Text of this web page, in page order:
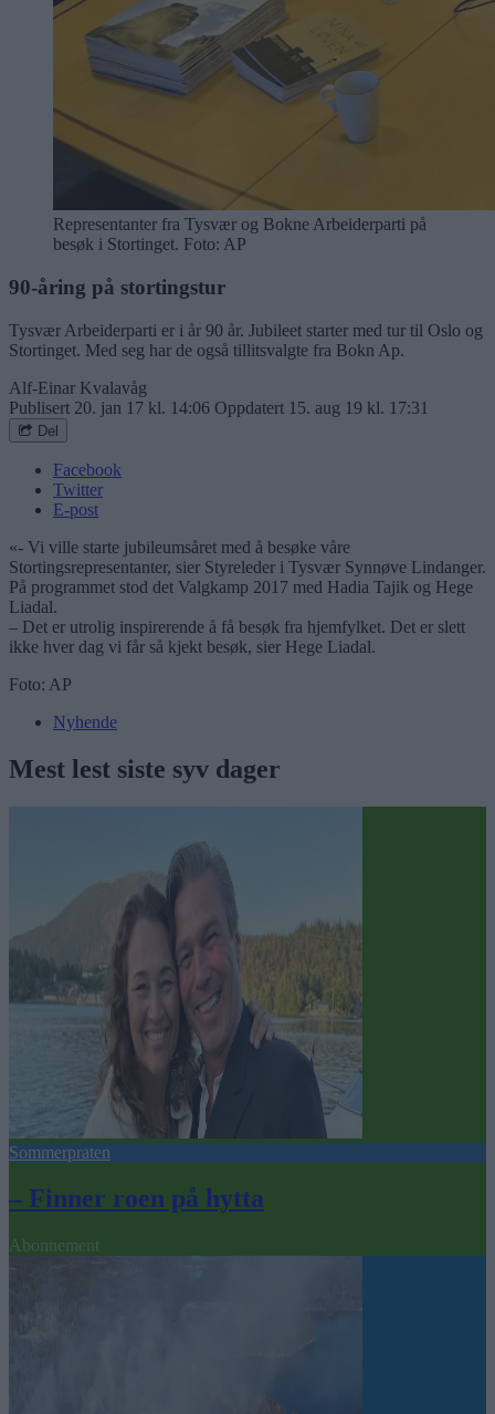
Representanter fra Tysvær og Bokne Arbeiderparti på
besøk i Stortinget. Foto: AP
90-åring på stortingstur
Tysvær Arbeiderparti er i år 90 år. Jubileet starter med tur til Oslo og
Stortinget. Med seg har de også tillitsvalgte fra Bokn Ap.
Alf-Einar Kvalavåg
Publisert 20. jan 17 kl. 14:06 Oppdatert 15. aug 19 kl. 17:31
Del
Facebook
Twitter
E-post
«- Vi ville starte jubileumsåret med å besøke våre
Stortingsrepresentanter, sier Styreleder i Tysvær Synnøve Lindanger.
På programmet stod det Valgkamp 2017 med Hadia Tajik og Hege
Liadal.
– Det er utrolig inspirerende å få besøk fra hjemfylket. Det er slett
ikke hver dag vi får så kjekt besøk, sier Hege Liadal.
Foto: AP
Nyhende
Mest lest siste syv dager
Sommerpraten
– Finner roen på hytta
Abonnement